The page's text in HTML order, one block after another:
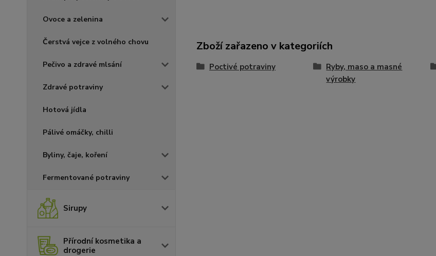
Ovoce a zelenina
Čerstvá vejce z volného chovu
Pečivo a zdravé mlsání
Zdravé potraviny
Hotová jídla
Pálivé omáčky, chilli
Byliny, čaje, koření
Fermentované potraviny
Sirupy
Přírodní kosmetika a
drogerie
Zboží zařazeno v kategoriích
Poctivé potraviny
Ryby, maso a masné
výrobky